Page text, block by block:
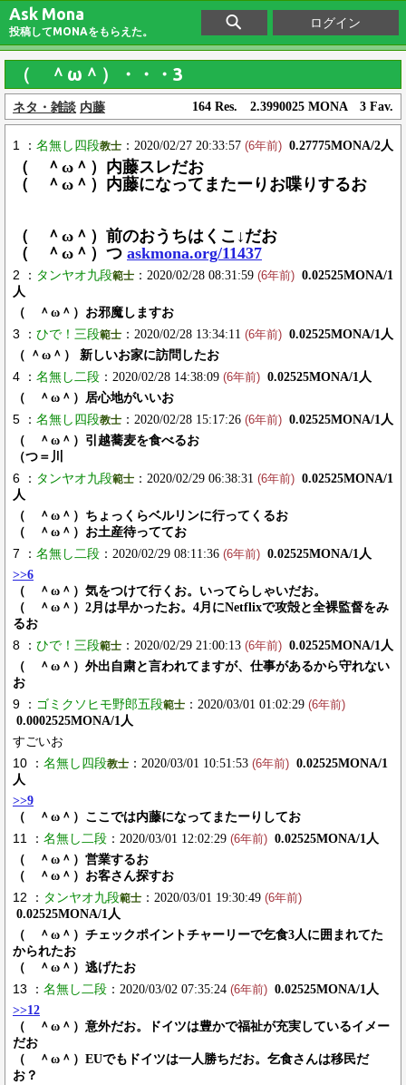
Ask Mona
投稿してMONAをもらえた。
ログイン
（ ＾ω＾）・・・3
ネタ・雑談 内藤 164 Res. 2.3990025 MONA 3 Fav.
1 ： 名無し四段教士 ：2020/02/27 20:33:57 (6年前) 0.27775MONA/2人
（ ＾ω＾）内藤スレだお
（ ＾ω＾）内藤になってまたーりお喋りするお
（ ＾ω＾）前のおうちはくこ↓だお
（ ＾ω＾）つ askmona.org/11437
2 ： タンヤオ九段範士 ：2020/02/28 08:31:59 (6年前) 0.02525MONA/1
人
（ ＾ω＾）お邪魔しますお
3 ： ひで！三段範士 ：2020/02/28 13:34:11 (6年前) 0.02525MONA/1人
（ ＾ω＾） 新しいお家に訪問したお
4 ： 名無し二段 ：2020/02/28 14:38:09 (6年前) 0.02525MONA/1人
（ ＾ω＾）居心地がいいお
5 ： 名無し四段教士 ：2020/02/28 15:17:26 (6年前) 0.02525MONA/1人
（ ＾ω＾）引越蕎麦を食べるお
（つ＝川
6 ： タンヤオ九段範士 ：2020/02/29 06:38:31 (6年前) 0.02525MONA/1
人
（ ＾ω＾）ちょっくらベルリンに行ってくるお
（ ＾ω＾）お土産待っててお
7 ： 名無し二段 ：2020/02/29 08:11:36 (6年前) 0.02525MONA/1人
>>6
（ ＾ω＾）気をつけて行くお。いってらしゃいだお。
（ ＾ω＾）2月は早かったお。4月にNetflixで攻殻と全裸監督をみ
るお
8 ： ひで！三段範士 ：2020/02/29 21:00:13 (6年前) 0.02525MONA/1人
（ ＾ω＾）外出自粛と言われてますが、仕事があるから守れない
お
9 ： ゴミクソヒモ野郎五段範士 ：2020/03/01 01:02:29 (6年前)
0.0002525MONA/1人
すごいお
10 ： 名無し四段教士 ：2020/03/01 10:51:53 (6年前) 0.02525MONA/1
人
>>9
（ ＾ω＾）ここでは内藤になってまたーりしてお
11 ： 名無し二段 ：2020/03/01 12:02:29 (6年前) 0.02525MONA/1人
（ ＾ω＾）営業するお
（ ＾ω＾）お客さん探すお
12 ： タンヤオ九段範士 ：2020/03/01 19:30:49 (6年前)
0.02525MONA/1人
（ ＾ω＾）チェックポイントチャーリーで乞食3人に囲まれてた
かられたお
（ ＾ω＾）逃げたお
13 ： 名無し二段 ：2020/03/02 07:35:24 (6年前) 0.02525MONA/1人
>>12
（ ＾ω＾）意外だお。ドイツは豊かで福祉が充実しているイメー
だお
（ ＾ω＾）EUでもドイツは一人勝ちだお。乞食さんは移民だ
お？